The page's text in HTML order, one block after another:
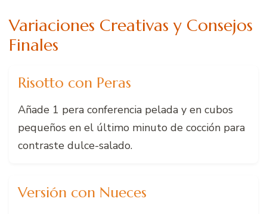
Variaciones Creativas y Consejos
Finales
Risotto con Peras
Añade 1 pera conferencia pelada y en cubos
pequeños en el último minuto de cocción para
contraste dulce-salado.
Versión con Nueces